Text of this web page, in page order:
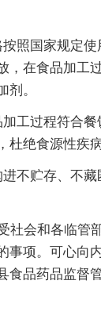
照国家规定
，在食品加工
剂。
工过程符合
杜绝食源性疾病
不贮存、不
社会和各临管
事项。可心向
食品药品监督